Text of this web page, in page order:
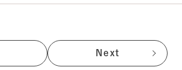
Next